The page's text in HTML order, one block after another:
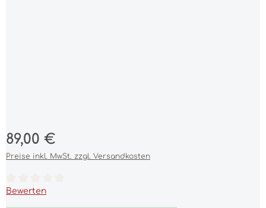
Regulärer Preis:
89,00 €
Preise inkl. MwSt. zzgl. Versandkosten
Durchschnittliche Bewertung von 0 von 5 Sternen
Bewerten